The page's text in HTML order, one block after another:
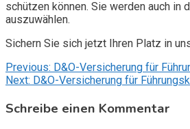
schützen können. Sie werden auch
auszuwählen.
Sichern Sie sich jetzt Ihren Platz in
Beitragsnavigation
Previous: D&O-Versicherung für
Next: D&O-Versicherung für
Schreibe einen Kommentar